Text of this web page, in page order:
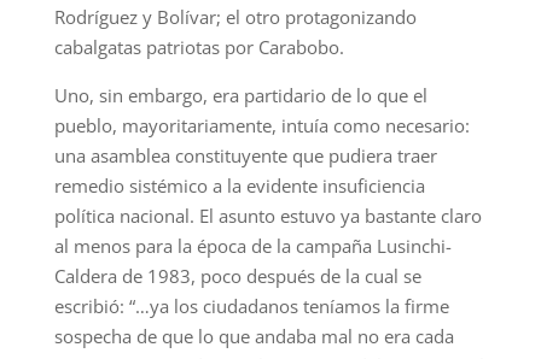
Rodríguez y Bolívar; el otro protagonizando
cabalgatas patriotas por Carabobo.
Uno, sin embargo, era partidario de lo que el
pueblo, mayoritariamente, intuía como necesario:
una asamblea constituyente que pudiera traer
remedio sistémico a la evidente insuficiencia
política nacional. El asunto estuvo ya bastante claro
al menos para la época de la campaña Lusinchi-
Caldera de 1983, poco después de la cual se
escribió: “…ya los ciudadanos teníamos la firme
sospecha de que lo que andaba mal no era cada